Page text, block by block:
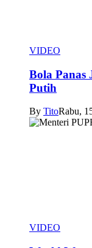
VIDEO
Bola Panas
Putih
By TitoRabu,
VIDEO